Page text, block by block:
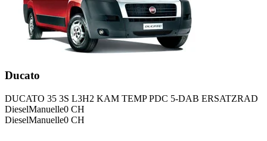
Ducato
DUCATO 35 3S L3H2 KAM TEMP PDC 5-DAB ERSATZRAD
DieselManuelle0 CH
DieselManuelle0 CH